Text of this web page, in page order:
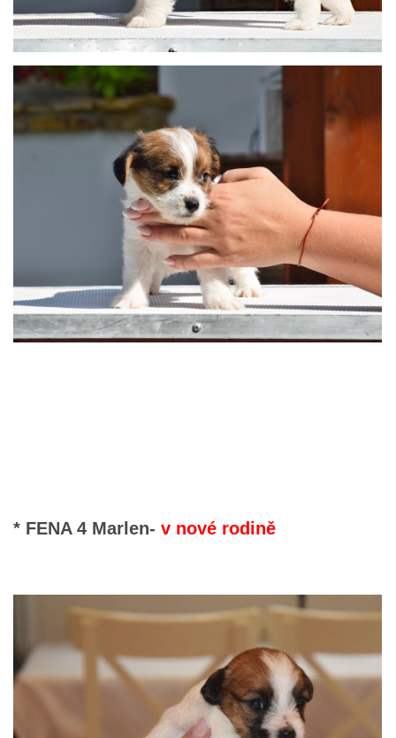
* FENA 4 Marlen- v nové rodině